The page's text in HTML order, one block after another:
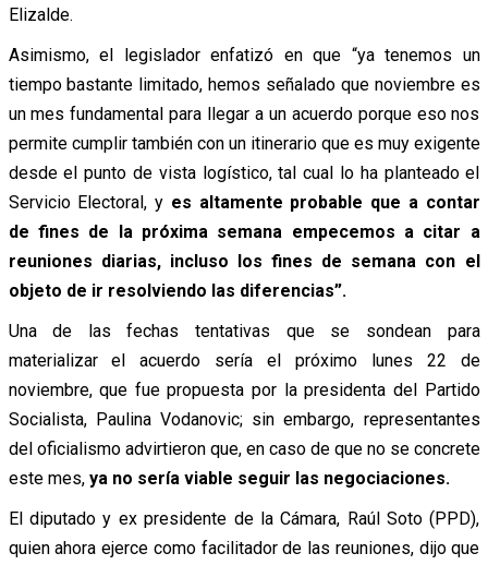
Elizalde.
Asimismo, el legislador enfatizó en que “ya tenemos un
tiempo bastante limitado, hemos señalado que noviembre es
un mes fundamental para llegar a un acuerdo porque eso nos
permite cumplir también con un itinerario que es muy exigente
desde el punto de vista logístico, tal cual lo ha planteado el
Servicio Electoral, y es altamente probable que a contar
de fines de la próxima semana empecemos a citar a
reuniones diarias, incluso los fines de semana con el
objeto de ir resolviendo las diferencias”.
Una de las fechas tentativas que se sondean para
materializar el acuerdo sería el próximo lunes 22 de
noviembre, que fue propuesta por la presidenta del Partido
Socialista, Paulina Vodanovic; sin embargo, representantes
del oficialismo advirtieron que, en caso de que no se concrete
este mes, ya no sería viable seguir las negociaciones.
El diputado y ex presidente de la Cámara, Raúl Soto (PPD),
quien ahora ejerce como facilitador de las reuniones, dijo que